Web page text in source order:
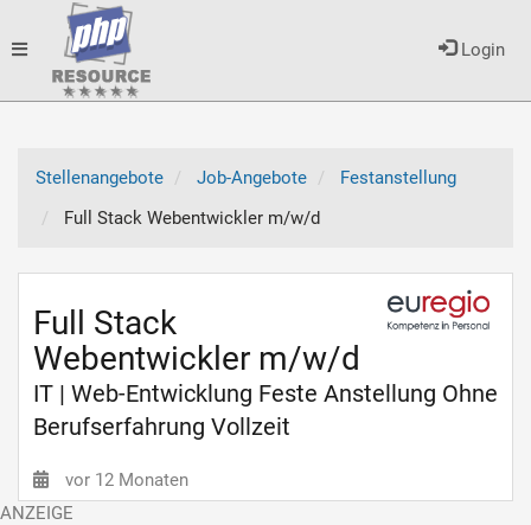
Login
Toggle
Stellenangebote
Job-Angebote
Festanstellung
Full Stack Webentwickler m/w/d
Full Stack
Webentwickler m/w/d
IT | Web-Entwicklung Feste Anstellung Ohne
Berufserfahrung Vollzeit
vor 12 Monaten